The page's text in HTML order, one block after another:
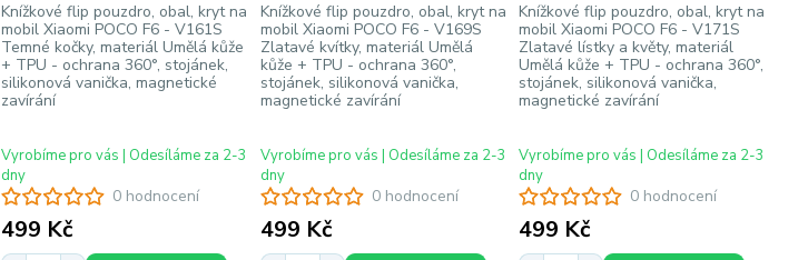
0 hodnocení
Knížkové flip pouzdro, obal, kryt na
mobil Xiaomi POCO F6 - V161S
Temné kočky, materiál Umělá kůže
+ TPU - ochrana 360°, stojánek,
silikonová vanička, magnetické
zavírání
499 Kč
Vyrobíme pro vás | Odesíláme za 2-3
dny
0 hodnocení
Knížkové flip pouzdro, obal, kryt na
mobil Xiaomi POCO F6 - V169S
Zlatavé kvítky, materiál Umělá
kůže + TPU - ochrana 360°,
stojánek, silikonová vanička,
magnetické zavírání
499 Kč
Vyrobíme pro vás | Odesíláme za 2-3
dny
0 hodnocení
Knížkové flip pouzdro, obal, kryt na
mobil Xiaomi POCO F6 - V171S
Zlatavé lístky a květy, materiál
Umělá kůže + TPU - ochrana 360°,
stojánek, silikonová vanička,
magnetické zavírání
499 Kč
Vyrobíme pro vás | Odesíláme za 2-3
dny